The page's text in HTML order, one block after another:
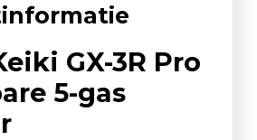
GX-3R Pro
5-gas